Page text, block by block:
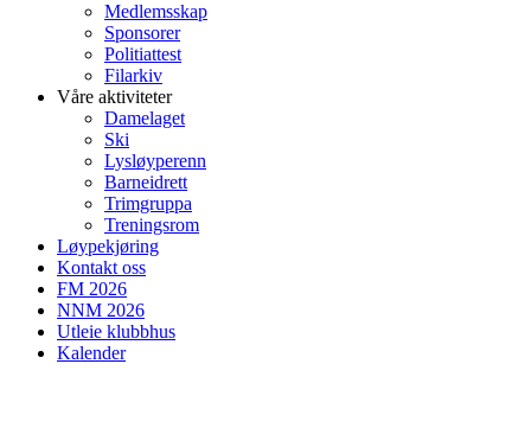
Medlemsskap
Sponsorer
Politiattest
Filarkiv
Våre aktiviteter
Damelaget
Ski
Lysløyperenn
Barneidrett
Trimgruppa
Treningsrom
Løypekjøring
Kontakt oss
FM 2026
NNM 2026
Utleie klubbhus
Kalender